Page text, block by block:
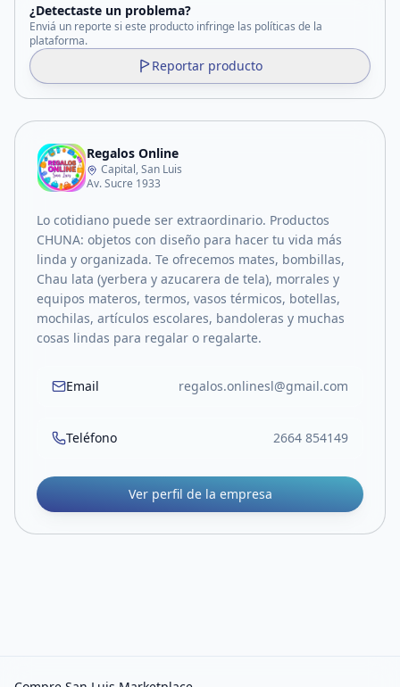
¿Detectaste un problema?
Enviá un reporte si este producto infringe las políticas de la
plataforma.
Reportar producto
Regalos Online
Capital, San Luis
Av. Sucre 1933
Lo cotidiano puede ser extraordinario. Productos
CHUNA: objetos con diseño para hacer tu vida más
linda y organizada. Te ofrecemos mates, bombillas,
Chau lata (yerbera y azucarera de tela), morrales y
equipos materos, termos, vasos térmicos, botellas,
mochilas, artículos escolares, bandoleras y muchas
cosas lindas para regalar o regalarte.
Email regalos.onlinesl@gmail.com
Teléfono 2664 854149
Ver perfil de la empresa